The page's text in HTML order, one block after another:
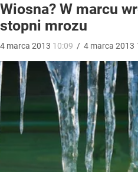
Wiosna? W marcu
stopni mrozu
4 marca 2013 10:09 / 4 marca 2013